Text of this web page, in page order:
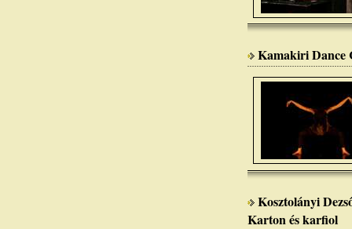
Kamakiri Dance
Kosztolányi
Karton és karfiol